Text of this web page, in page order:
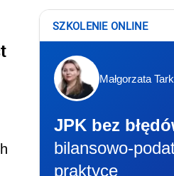
SZKOLENIE ONLINE
Małgorzata
JPK bez
bilansowo-
praktyce